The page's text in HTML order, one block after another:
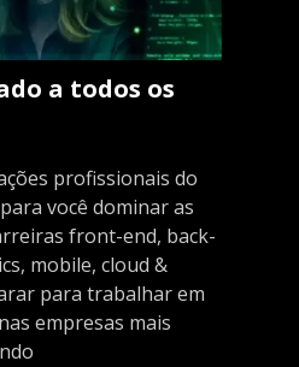
a todos os
profissionais do
você dominar as
front-end, back-
mobile, cloud &
para trabalhar em
empresas mais